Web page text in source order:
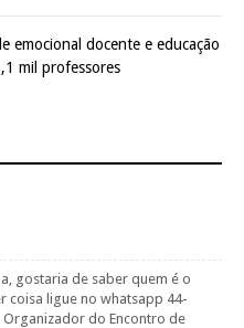
emocional docente e educação
mil professores
gostaria de saber quem é o
coisa ligue no whatsapp 44-
Organizador do Encontro de